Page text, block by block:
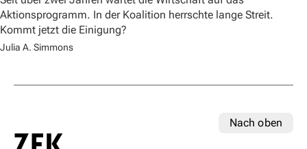
Aktionsprogramm. In der Koalition herrschte lange Streit.
Kommt jetzt die Einigung?
Julia A. Simmons
Nach oben